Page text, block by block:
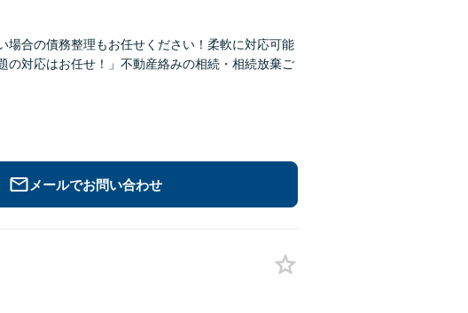
合の債務整理もお任せください！柔軟に対応可能
の対応はお任せ！」不動産絡みの相続・相続放棄ご
メールでお問い合わせ